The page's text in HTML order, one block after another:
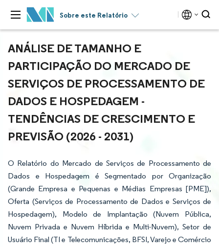
Sobre este Relatório
ANÁLISE DE TAMANHO E
PARTICIPAÇÃO DO MERCADO DE
SERVIÇOS DE PROCESSAMENTO DE
DADOS E HOSPEDAGEM -
TENDÊNCIAS DE CRESCIMENTO E
PREVISÃO (2026 - 2031)
O Relatório do Mercado de Serviços de Processamento de
Dados e Hospedagem é Segmentado por Organização
(Grande Empresa e Pequenas e Médias Empresas [PME]),
Oferta (Serviços de Processamento de Dados e Serviços de
Hospedagem), Modelo de Implantação (Nuvem Pública,
Nuvem Privada e Nuvem Híbrida e Multi-Nuvem), Setor de
Usuário Final (TI e Telecomunicações, BFSI, Varejo e Comércio